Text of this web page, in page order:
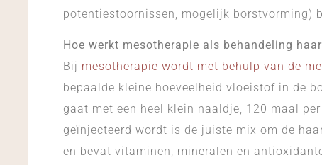
potentiestoornissen, mogelijk borstvorming)
Hoe werkt mesotherapie als behandeling
Bij mesotherapie wordt met behulp van de
bepaalde kleine hoeveelheid vloeistof in de
gaat met een heel klein naaldje, 120 maal
geïnjecteerd wordt is de juiste mix om de
en bevat vitaminen, mineralen en